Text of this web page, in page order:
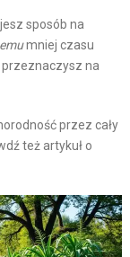
sposób na
mniej czasu
przeznaczysz na
przez cały
też artykuł o